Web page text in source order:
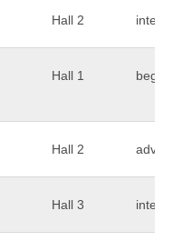
Hall 2
Hall 1
Hall 2
Hall 3